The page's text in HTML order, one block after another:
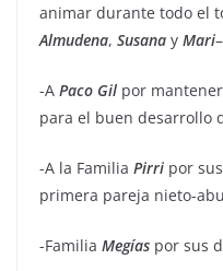
animar durante todo el
Almudena, Susana y Mari–
-A Paco Gil por
para el buen desarrollo
-A la Familia Pirri por
primera pareja nieto-
-Familia Megías por sus